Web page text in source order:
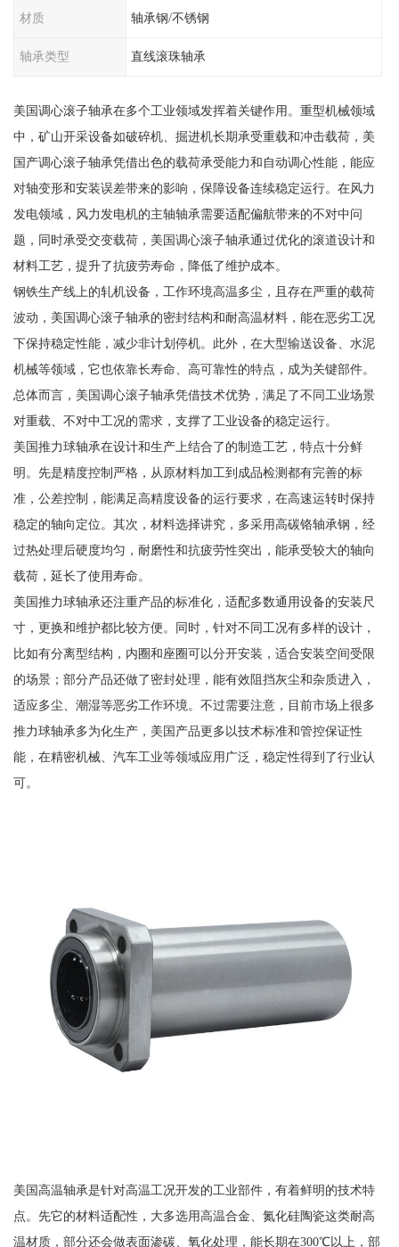
材质 轴承钢/不锈钢
轴承类型 直线滚珠轴承
美国调心滚子轴承在多个工业领域发挥着关键作用。重型机械领域
中，矿山开采设备如破碎机、掘进机长期承受重载和冲击载荷，美
国产调心滚子轴承凭借出色的载荷承受能力和自动调心性能，能应
对轴变形和安装误差带来的影响，保障设备连续稳定运行。在风力
发电领域，风力发电机的主轴轴承需要适配偏航带来的不对中问
题，同时承受交变载荷，美国调心滚子轴承通过优化的滚道设计和
材料工艺，提升了抗疲劳寿命，降低了维护成本。
钢铁生产线上的轧机设备，工作环境高温多尘，且存在严重的载荷
波动，美国调心滚子轴承的密封结构和耐高温材料，能在恶劣工况
下保持稳定性能，减少非计划停机。此外，在大型输送设备、水泥
机械等领域，它也依靠长寿命、高可靠性的特点，成为关键部件。
总体而言，美国调心滚子轴承凭借技术优势，满足了不同工业场景
对重载、不对中工况的需求，支撑了工业设备的稳定运行。
美国推力球轴承在设计和生产上结合了的制造工艺，特点十分鲜
明。先是精度控制严格，从原材料加工到成品检测都有完善的标
准，公差控制，能满足高精度设备的运行要求，在高速运转时保持
稳定的轴向定位。其次，材料选择讲究，多采用高碳铬轴承钢，经
过热处理后硬度均匀，耐磨性和抗疲劳性突出，能承受较大的轴向
载荷，延长了使用寿命。
美国推力球轴承还注重产品的标准化，适配多数通用设备的安装尺
寸，更换和维护都比较方便。同时，针对不同工况有多样的设计，
比如有分离型结构，内圈和座圈可以分开安装，适合安装空间受限
的场景；部分产品还做了密封处理，能有效阻挡灰尘和杂质进入，
适应多尘、潮湿等恶劣工作环境。不过需要注意，目前市场上很多
推力球轴承多为化生产，美国产品更多以技术标准和管控保证性
能，在精密机械、汽车工业等领域应用广泛，稳定性得到了行业认
可。
美国高温轴承是针对高温工况开发的工业部件，有着鲜明的技术特
点。先它的材料适配性，大多选用高温合金、氮化硅陶瓷这类耐高
温材质，部分还会做表面渗碳、氧化处理，能长期在300℃以上，部